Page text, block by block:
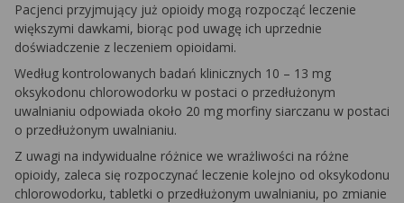
Pacjenci przyjmujący już opioidy mogą rozpocząć leczenie
większymi dawkami, biorąc pod uwagę ich uprzednie
doświadczenie z leczeniem opioidami.
Według kontrolowanych badań klinicznych 10 – 13 mg
oksykodonu chlorowodorku w postaci o przedłużonym
uwalnianiu odpowiada około 20 mg morfiny siarczanu w postaci
o przedłużonym uwalnianiu.
Z uwagi na indywidualne różnice we wrażliwości na różne
opioidy, zaleca się rozpoczynać leczenie kolejno od oksykodonu
chlorowodorku, tabletki o przedłużonym uwalnianiu, po zmianie